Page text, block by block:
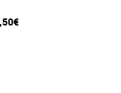
panier
,50€